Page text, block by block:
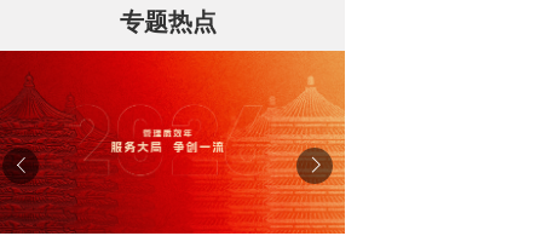
专题热点